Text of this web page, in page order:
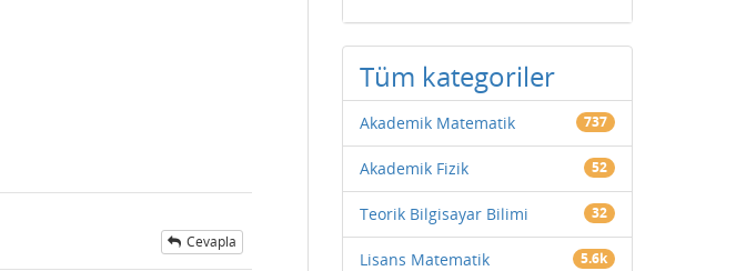
Cevapla
Tüm kategoriler
Akademik Matematik 737
Akademik Fizik 52
Teorik Bilgisayar Bilimi 32
Lisans Matematik 5.6k